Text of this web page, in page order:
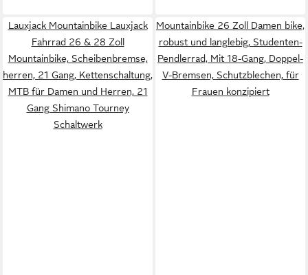
Lauxjack Mountainbike Lauxjack
Fahrrad 26 & 28 Zoll
Mountainbike, Scheibenbremse,
herren, 21 Gang, Kettenschaltung,
MTB für Damen und Herren, 21
Gang Shimano Tourney
Schaltwerk
Mountainbike 26 Zoll Damen bike,
robust und langlebig, Studenten-
Pendlerrad, Mit 18-Gang, Doppel-
V-Bremsen, Schutzblechen, für
Frauen konzipiert